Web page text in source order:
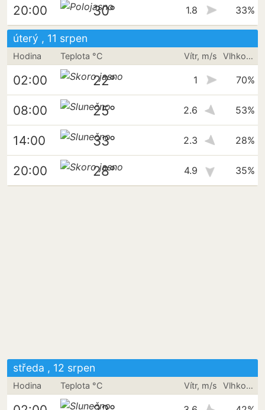
20:00 30° 1.8 33%
úterý , 11 srpen
Hodina Teplota °C Vítr, m/s Vlhkost vzduchu
02:00 22° 1 70%
08:00 25° 2.6 53%
14:00 33° 2.3 28%
20:00 28° 4.9 35%
středa , 12 srpen
Hodina Teplota °C Vítr, m/s Vlhkost vzduchu